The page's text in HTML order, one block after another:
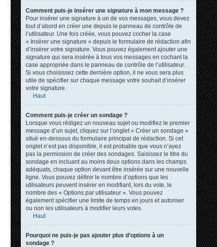
Comment puis-je insérer une signature à mon message ?
Pour insérer une signature à un de vos messages, vous devez
tout d’abord en créer une depuis le panneau de contrôle de
l’utilisateur. Une fois créée, vous pouvez cocher la case
« Insérer une signature » depuis le formulaire de rédaction afin
d’insérer votre signature. Vous pouvez également ajouter une
signature qui sera insérée à tous vos messages en cochant la
case appropriée dans le panneau de contrôle de l’utilisateur.
Si vous choisissez cette dernière option, il ne vous sera plus
utile de spécifier sur chaque message votre souhait d’insérer
votre signature.
Haut
Comment puis-je créer un sondage ?
Lorsque vous rédigez un nouveau sujet ou modifiez le premier
message d’un sujet, cliquez sur l’onglet « Créer un sondage »
situé en-dessous du formulaire principal de rédaction. Si cet
onglet n’est pas disponible, il est probable que vous n’ayez
pas la permission de créer des sondages. Saisissez le titre du
sondage en incluant au moins deux options dans les champs
adéquats, chaque option devant être insérée sur une nouvelle
ligne. Vous pouvez définir le nombre d’options que les
utilisateurs peuvent insérer en modifiant, lors du vote, le
nombre des « Options par utilisateur ». Vous pouvez
également spécifier une limite de temps en jours et autoriser
ou non les utilisateurs à modifier leurs votes.
Haut
Pourquoi ne puis-je pas ajouter plus d’options à un
sondage ?